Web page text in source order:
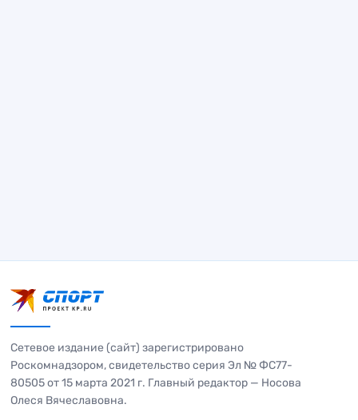
Сетевое издание (сайт) зарегистрировано
Роскомнадзором, свидетельство серия Эл № ФС77-
80505 от 15 марта 2021 г. Главный редактор — Носова
Олеся Вячеславовна.